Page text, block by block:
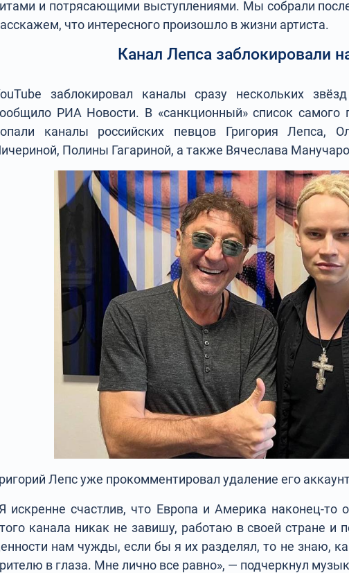
и потрясающими выступлениями. Мы собрали
что интересного произошло в жизни артиста.
Канал Лепса заблокировали
заблокировал каналы сразу нескольких
РИА Новости. В «санкционный» список самого
каналы российских певцов Григория Лепса,
Полины Гагариной, а также Вячеслава
Лепс уже прокомментировал удаление его
искренне счастлив, что Европа и Америка наконец-
канала никак не завишу, работаю в своей стране и
нам чужды, если бы я их разделял, то не знаю,
в глаза. Мне лично все равно», — подчеркнул